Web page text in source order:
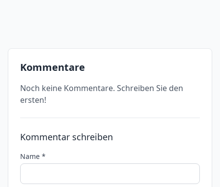
Kommentare
Noch keine Kommentare. Schreiben Sie den
ersten!
Kommentar schreiben
Name *